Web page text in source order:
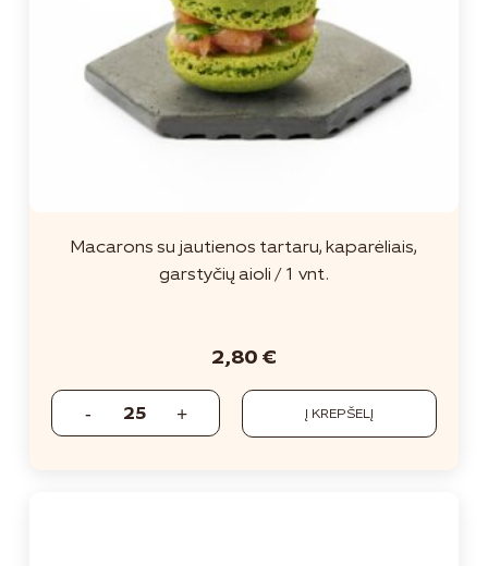
Macarons su jautienos tartaru, kaparėliais,
garstyčių aioli / 1 vnt.
Į KREPŠELĮ
2,80 €